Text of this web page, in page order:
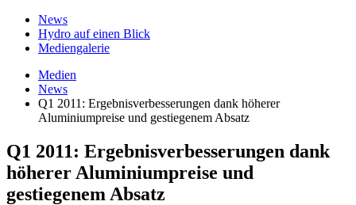
News
Hydro auf einen Blick
Mediengalerie
Medien
News
Q1 2011: Ergebnisverbesserungen dank höherer
Aluminiumpreise und gestiegenem Absatz
Q1 2011: Ergebnisverbesserungen dank
höherer Aluminiumpreise und
gestiegenem Absatz